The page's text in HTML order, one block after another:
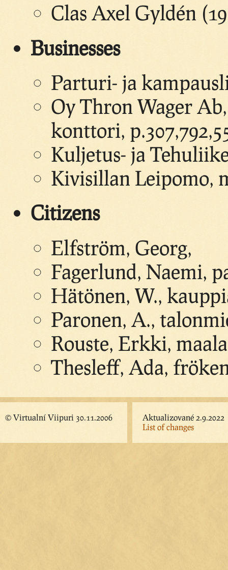
Clas Axel Gyldén
Businesses
Parturi- ja
Oy Thron Wager
konttori,
Kuljetus- ja
Kivisillan Leipomo,
Citizens
Elfström, Georg,
Fagerlund, Naemi,
Hätönen, W.,
Paronen, A.,
Rouste, Erkki,
Thesleff, Ada,
© Virtualní Viipuri 30.11.2006
Aktualizované 2.9.2022
List of changes